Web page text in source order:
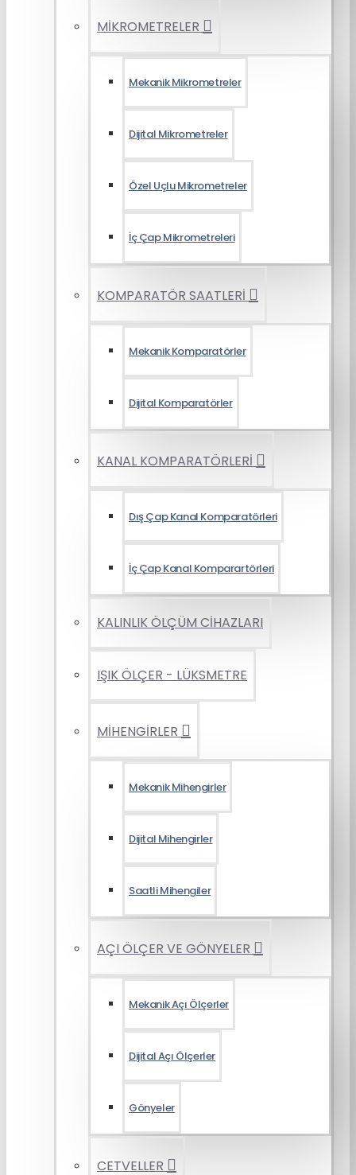
MİKROMETRELER
Mekanik Mikrometreler
Dijital Mikrometreler
Özel Uçlu Mikrometreler
İç Çap Mikrometreleri
KOMPARATÖR SAATLERİ
Mekanik Komparatörler
Dijital Komparatörler
KANAL KOMPARATÖRLERİ
Dış Çap Kanal Komparatörleri
İç Çap Kanal Komparartörleri
KALINLIK ÖLÇÜM CİHAZLARI
IŞIK ÖLÇER - LÜKSMETRE
MİHENGİRLER
Mekanik Mihengirler
Dijital Mihengirler
Saatli Mihengiler
AÇI ÖLÇER VE GÖNYELER
Mekanik Açı Ölçerler
Dijital Açı Ölçerler
Gönyeler
CETVELLER